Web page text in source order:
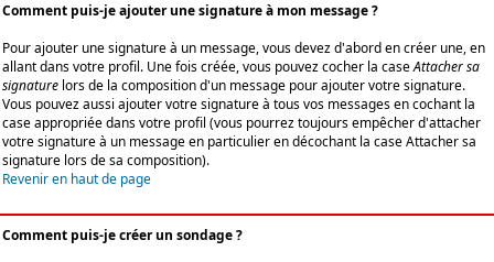
Comment puis-je ajouter une signature à mon message ?
Pour ajouter une signature à un message, vous devez d'abord en créer une, en
allant dans votre profil. Une fois créée, vous pouvez cocher la caseAttacher sa
signature lors de la composition d'un message pour ajouter votre signature.
Vous pouvez aussi ajouter votre signature à tous vos messages en cochant la
case appropriée dans votre profil (vous pourrez toujours empêcher d'attacher
votre signature à un message en particulier en décochant la case Attacher sa
signature lors de sa composition).
Revenir en haut de page
Comment puis-je créer un sondage ?